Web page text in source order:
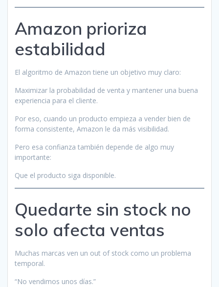
Amazon prioriza
estabilidad
El algoritmo de Amazon tiene un objetivo muy claro:
Maximizar la probabilidad de venta y mantener una buena
experiencia para el cliente.
Por eso, cuando un producto empieza a vender bien de
forma consistente, Amazon le da más visibilidad.
Pero esa confianza también depende de algo muy
importante:
Que el producto siga disponible.
Quedarte sin stock no
solo afecta ventas
Muchas marcas ven un out of stock como un problema
temporal.
“No vendimos unos días.”